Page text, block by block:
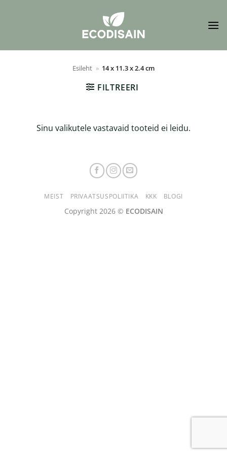
Esileht » 14 x 11.3 x 2.4 cm
FILTREERI
Sinu valikutele vastavaid tooteid ei leidu.
MEIST PRIVAATSUSPOLIITIKA KKK BLOGI
Copyright 2026 © ECODISAIN